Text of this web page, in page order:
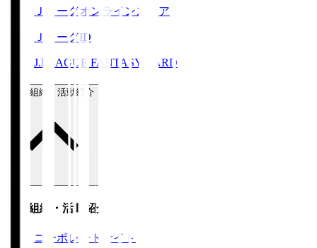
Ｊリーグオンラインストア
ＪリーグID
J.LEAGUE FANTASY CARD
運営組織・活動紹介
運営組織・活動紹介
コーポレートサイト